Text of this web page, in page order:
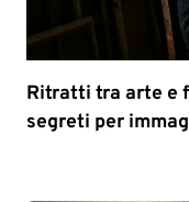
Ritratti tra arte e
segreti per